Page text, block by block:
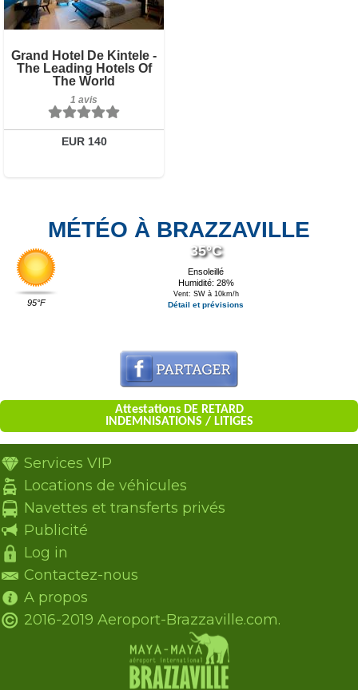
Grand Hotel De Kintele -
The Leading Hotels Of
The World
1 avis
EUR 140
Petit-déjeuner inclus
1 avis
Détails
Réserver
MÉTÉO À BRAZZAVILLE
95°F
35°C
Ensoleillé
Humidité: 28%
Vent: SW à 10km/h
Détail et prévisions
Attestations DE RETARD
INDEMNISATIONS / LITIGES
Services VIP
Locations de véhicules
Navettes et transferts privés
Publicité
Log in
Contactez-nous
A propos
2016-2019 Aeroport-Brazzaville.com.